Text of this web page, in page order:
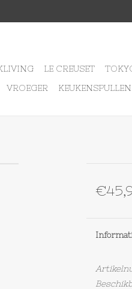
LE CREUSET
VROEGER KEUKENSPULLEN